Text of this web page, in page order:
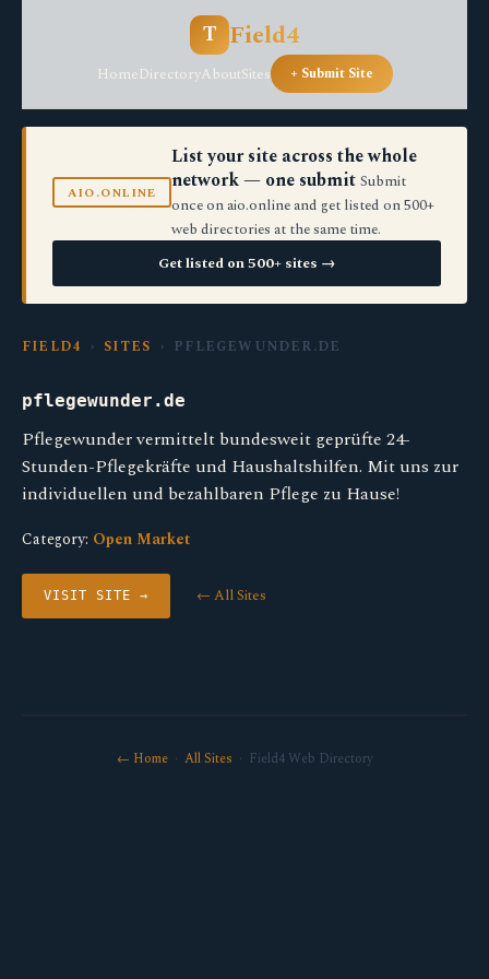
T Field4
HomeDirectoryAboutSites + Submit Site
AIO.ONLINE
List your site across the whole
network — one submit Submit
once on aio.online and get listed on 500+
web directories at the same time.
Get listed on 500+ sites →
FIELD4 › SITES › PFLEGEWUNDER.DE
pflegewunder.de
Pflegewunder vermittelt bundesweit geprüfte 24-
Stunden-Pflegekräfte und Haushaltshilfen. Mit uns zur
individuellen und bezahlbaren Pflege zu Hause!
Category: Open Market
VISIT SITE → ← All Sites
← Home· All Sites · Field4 Web Directory